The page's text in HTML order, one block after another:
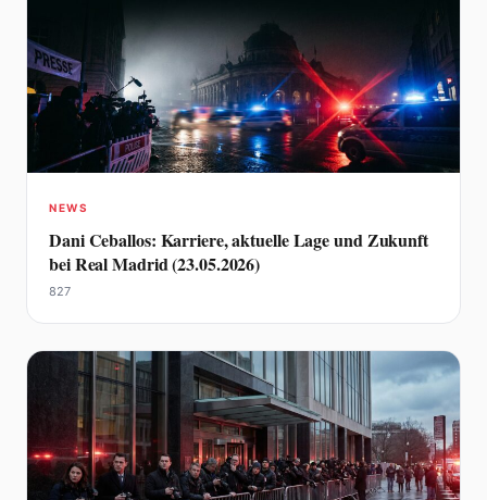
NEWS
Dani Ceballos: Karriere, aktuelle Lage und Zukunft
bei Real Madrid (23.05.2026)
827